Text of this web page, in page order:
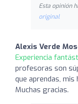
Esta opinión
original
Alexis Verde
Experiencia
profesoras son
que aprendas,
Muchas gracias.